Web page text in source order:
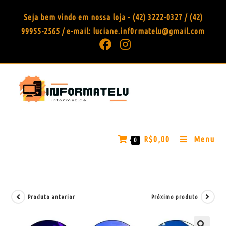
Seja bem vindo em nossa loja - (42) 3222-0327 / (42)
99955-2565 / e-mail: luciane.inf0rmatelu@gmail.com
0 R$0,00 Menu
Produto anterior Próximo produto